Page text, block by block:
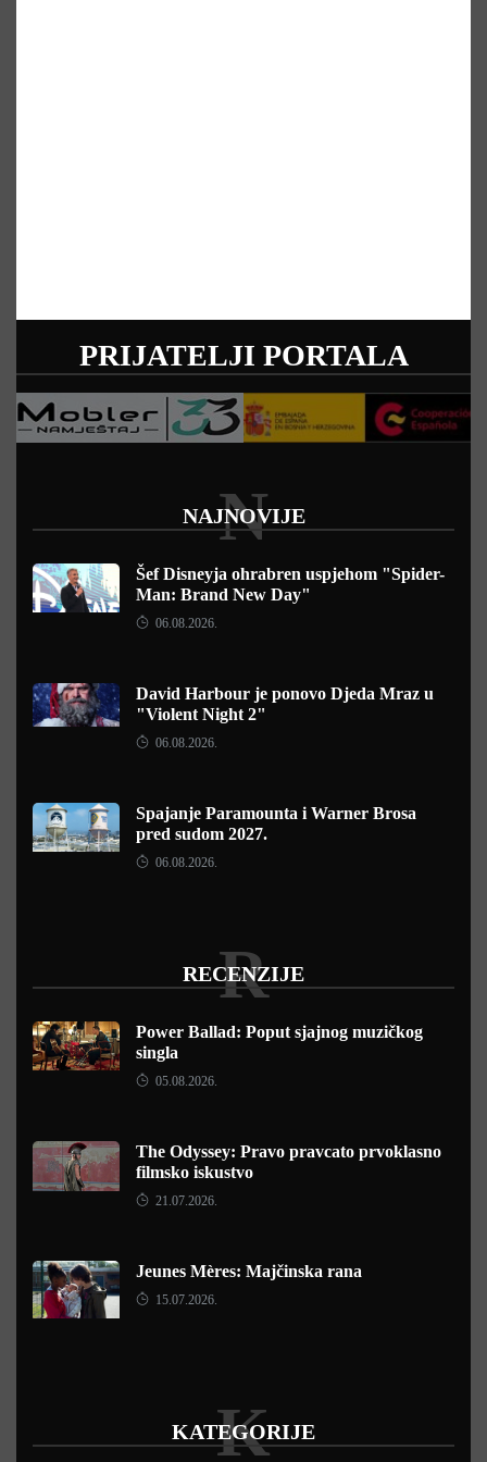
PRIJATELJI PORTALA
NAJNOVIJE
N
Šef Disneyja ohrabren uspjehom "Spider-
Man: Brand New Day"
06.08.2026.
David Harbour je ponovo Djeda Mraz u
"Violent Night 2"
06.08.2026.
Spajanje Paramounta i Warner Brosa
pred sudom 2027.
06.08.2026.
RECENZIJE
R
Power Ballad: Poput sjajnog muzičkog
singla
05.08.2026.
The Odyssey: Pravo pravcato prvoklasno
filmsko iskustvo
21.07.2026.
Jeunes Mères: Majčinska rana
15.07.2026.
KATEGORIJE
K